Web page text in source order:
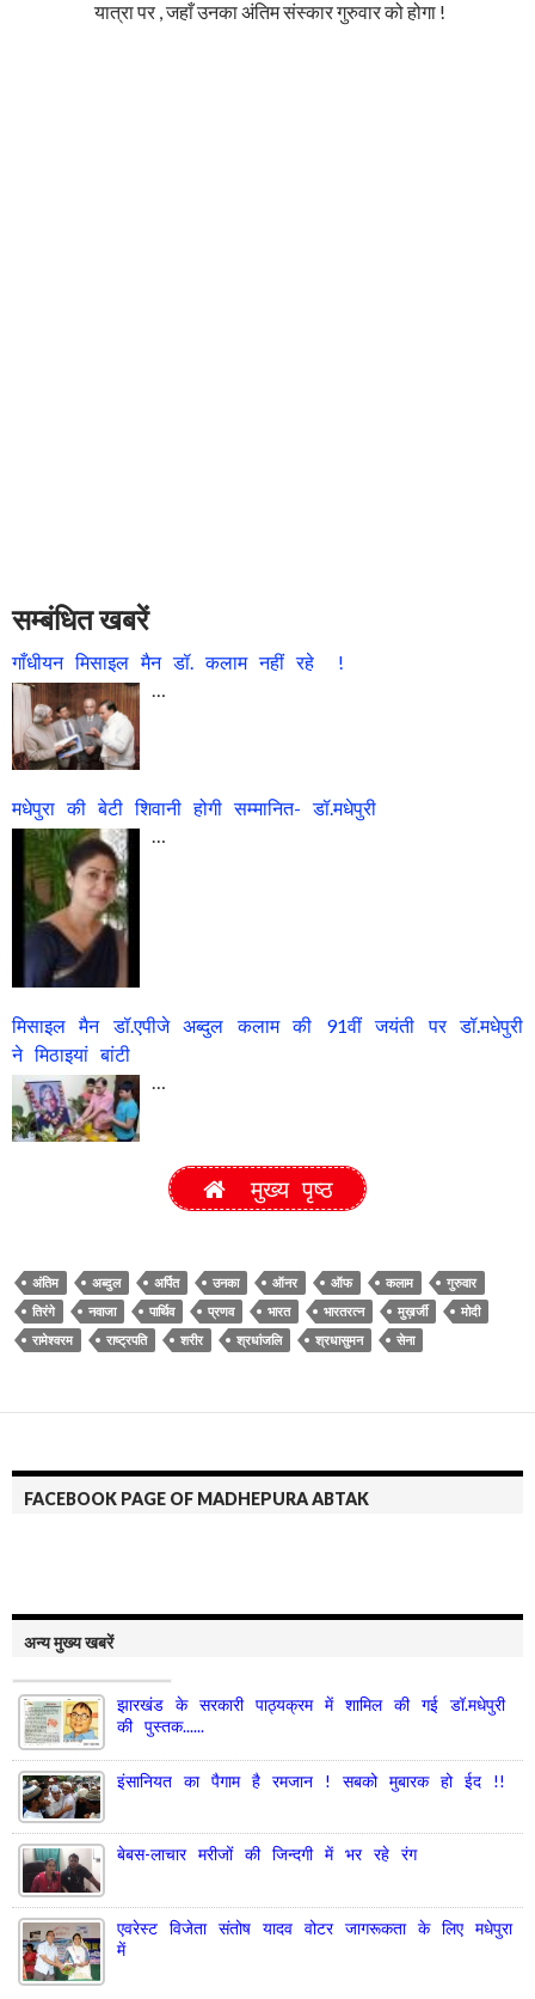
यात्रा पर , जहाँ उनका अंतिम संस्कार गुरुवार को होगा !
सम्बंधित खबरें
गाँधीयन मिसाइल मैन डॉ. कलाम नहीं रहे !
मधेपुरा की बेटी शिवानी होगी सम्मानित- डॉ.मधेपुरी
…
मिसाइल मैन डॉ.एपीजे अब्दुल कलाम की 91वीं जयंती पर डॉ.मधेपुरी
ने मिठाइयां बांटी
मुख्य पृष्ठ
अंतिम अब्दुल अर्पित उनका ऑनर ऑफ कलाम
गुरुवार
तिरंगे
नवाजा पार्थिव प्रणव भारत भारतरत्न मुख़र्जी
मोदी
रामेश्वरम
राष्ट्रपति शरीर श्रधांजलि श्रधासुमन सेना
FACEBOOK PAGE OF MADHEPURA ABTAK
अन्य मुख्य खबरें
झारखंड के सरकारी पाठ्यक्रम में शामिल की गई डॉ.मधेपुरी
की पुस्तक......
इंसानियत का पैगाम है रमजान ! सबको मुबारक हो ईद !!
बेबस-लाचार मरीजों की जिन्दगी में भर रहे रंग
एवरेस्ट विजेता संतोष यादव वोटर जागरूकता के लिए मधेपुरा
में